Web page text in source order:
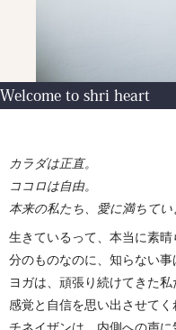
Welcome to shri heart
カラダは正直。
ココロは自由。
本来の私たち、愛に満ちてい
生きているって、本当に素
分のものなのに、知らない事
ヨガは、頑張り続けてきた
感覚と自信を思い出させてく